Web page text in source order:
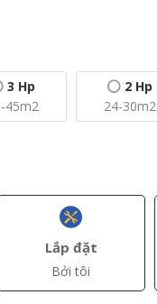
+ Thêm
5.900.000đ(VAT)
3 Hp
45m2
2 Hp
24-30m2
Lắp đặt
Bởi tôi